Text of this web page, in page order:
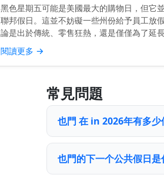
黑色星期五可能是美國最大的購物日，但它
聯邦假日。這並不妨礙一些州份給予員工放
論是出於傳統、零售狂熱，還是僅僅為了延
節假期，少數州已將黑色星期五定為官方州假
至少對公共部門的員工如此。 快速見解： 至
25個美國州份為部...
閱讀更多 →
常見問題
也門 在 in 2026年有多少
也門的下一个公共假日是